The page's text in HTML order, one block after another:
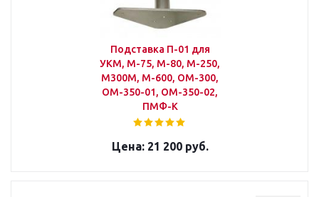
Подставка П-01 для
УКМ, М-75, М-80, М-250,
М300М, М-600, ОМ-300,
ОМ-350-01, ОМ-350-02,
ПМФ-К
21 200 руб.